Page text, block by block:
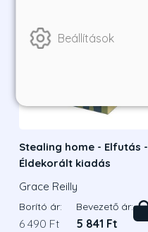
Stealing home - Elfutás -
Éldekorált kiadás
Grace Reilly
Borító ár:
6 490 Ft
Bevezető ár:
5 841 Ft
Beállítások